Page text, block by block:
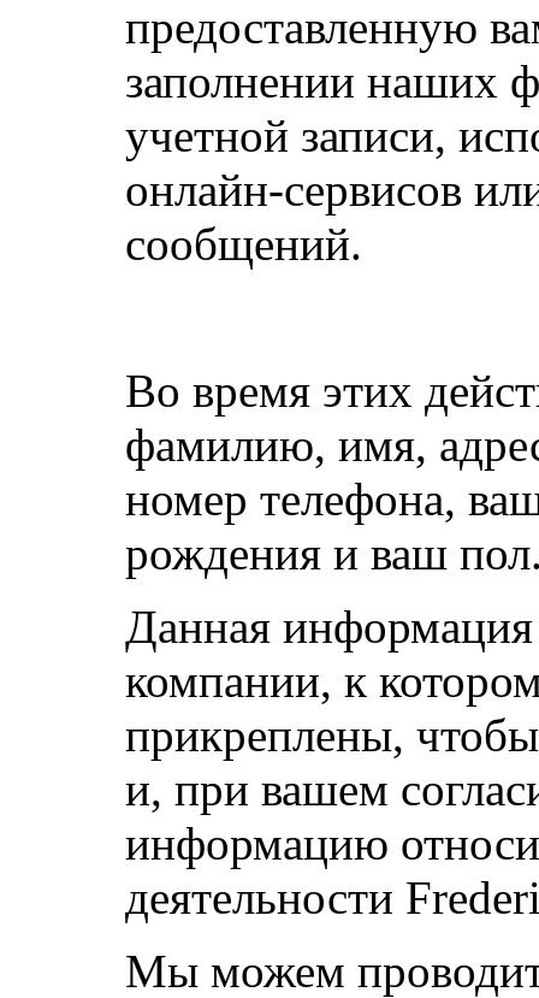
предоставленную
заполнении наших
учетной записи,
онлайн-сервисов
сообщений.
Во время этих
фамилию, имя,
номер телефона,
рождения и ваш
Данная
компании, к
прикреплены,
и, при вашем
информацию
деятельности
Мы можем